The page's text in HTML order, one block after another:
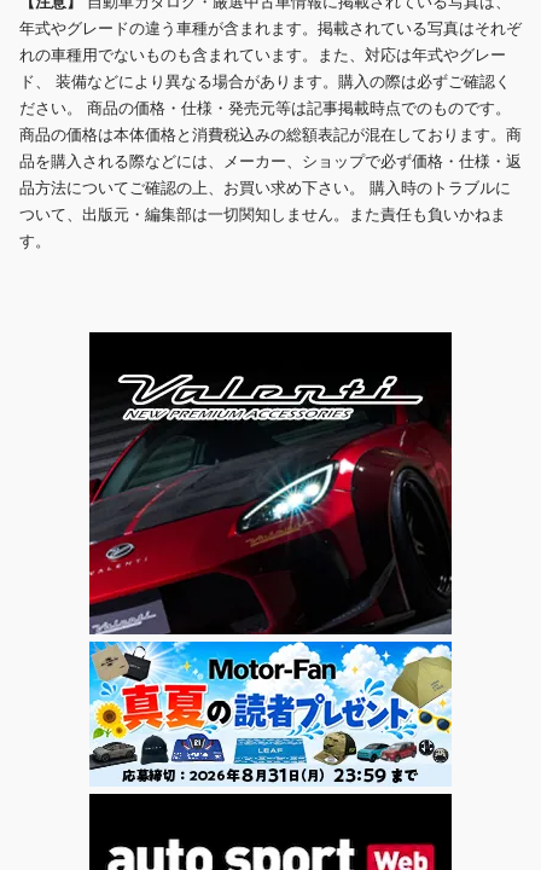
年式やグレードの違う車種が含まれます。掲載されている写真はそれぞ
れの車種用でないものも含まれています。また、対応は年式やグレー
ド、 装備などにより異なる場合があります。購入の際は必ずご確認く
ださい。 商品の価格・仕様・発売元等は記事掲載時点でのものです。
商品の価格は本体価格と消費税込みの総額表記が混在しております。商
品を購入される際などには、メーカー、ショップで必ず価格・仕様・返
品方法についてご確認の上、お買い求め下さい。 購入時のトラブルに
ついて、出版元・編集部は一切関知しません。また責任も負いかねま
す。